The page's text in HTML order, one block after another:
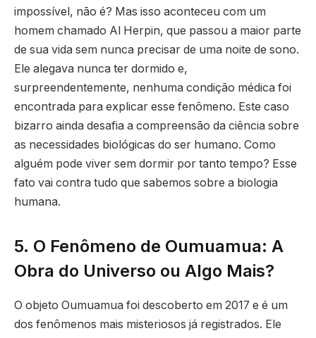
impossível, não é? Mas isso aconteceu com um
homem chamado Al Herpin, que passou a maior parte
de sua vida sem nunca precisar de uma noite de sono.
Ele alegava nunca ter dormido e,
surpreendentemente, nenhuma condição médica foi
encontrada para explicar esse fenômeno. Este caso
bizarro ainda desafia a compreensão da ciência sobre
as necessidades biológicas do ser humano. Como
alguém pode viver sem dormir por tanto tempo? Esse
fato vai contra tudo que sabemos sobre a biologia
humana.
5. O Fenômeno de Oumuamua: A
Obra do Universo ou Algo Mais?
O objeto Oumuamua foi descoberto em 2017 e é um
dos fenômenos mais misteriosos já registrados. Ele